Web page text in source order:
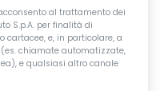
al trattamento dei
S.p.A. per finalità di
e, in particolare, a
chiamate automatizzate,
e qualsiasi altro canale